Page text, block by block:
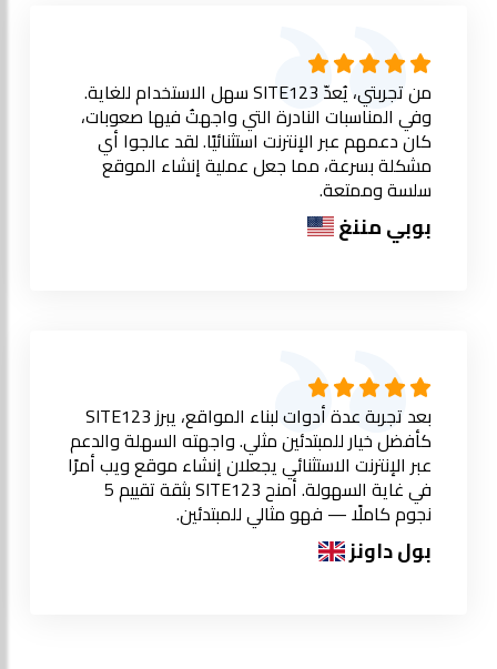
من تجربتي، يُعدّ SITE123 سهل الاستخدام للغاية.
وفي المناسبات النادرة التي واجهتُ فيها صعوبات،
كان دعمهم عبر الإنترنت استثنائيًا. لقد عالجوا أي
مشكلة بسرعة، مما جعل عملية إنشاء الموقع
سلسة وممتعة.
بوبي مننغ
بعد تجربة عدة أدوات لبناء المواقع، يبرز SITE123
كأفضل خيار للمبتدئين مثلي. واجهته السهلة والدعم
عبر الإنترنت الاستثنائي يجعلان إنشاء موقع ويب أمرًا
في غاية السهولة. أمنح SITE123 بثقة تقييم 5
نجوم كاملًا — فهو مثالي للمبتدئين.
بول داونز